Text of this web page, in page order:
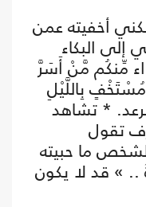
أخفيته عمن
البكاء
مِّنكُم مَّنْ أَسَرَّ
بِاللَّيْلِ
سورة الرعد. * تشاهد
تقول
ما حبيته
.. » قد لا يكون